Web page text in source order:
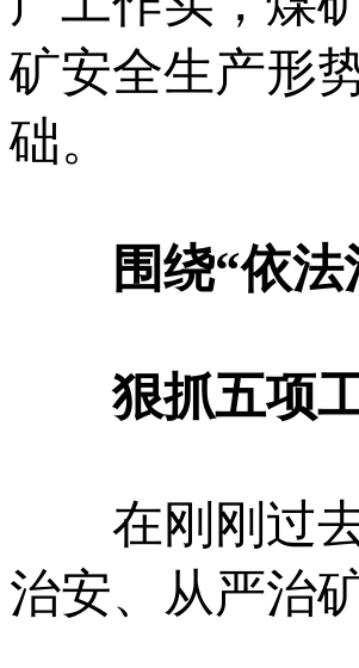
矿安全生产形
础。
围绕“依
狠抓五项
在刚刚过去
治安、从严治